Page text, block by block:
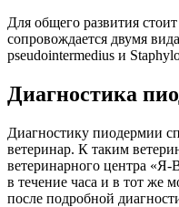
Для общего развития стоит
сопровождается двумя
pseudointermedius и
Диагностика
Диагностику пиодермии
ветеринар. К таким
ветеринарного центра
в течение часа и в тот же
после подробной